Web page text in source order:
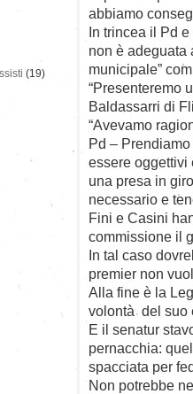
abbiamo
In trincea il Pd
non è
municipale”
“Presenteremo
Baldassarri di
“Avevamo
Pd –
essere oggettivi
una presa in
necessario e
Fini e Casini
commissione il
In tal caso
premier non
Alla fine è la
volontà del suo
E il senatur
pernacchia:
spacciata per
Non potrebbe
(19)